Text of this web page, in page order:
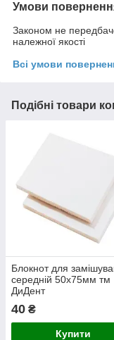
Умови
Законом не
належної якості
Всі умови
Подібні товари
Блокнот для
середній 50х75мм тм
ДиДент
40 ₴
Купити